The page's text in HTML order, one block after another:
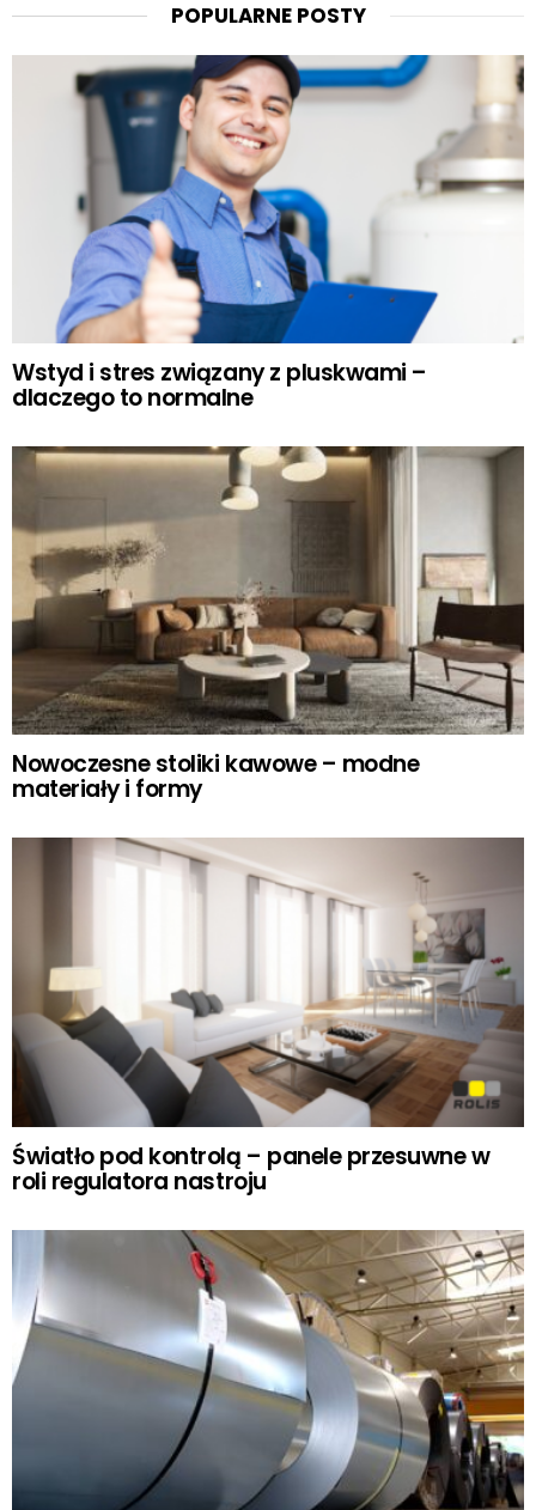
POPULARNE POSTY
Wstyd i stres związany z pluskwami –
dlaczego to normalne
Nowoczesne stoliki kawowe – modne
materiały i formy
Światło pod kontrolą – panele przesuwne w
roli regulatora nastroju